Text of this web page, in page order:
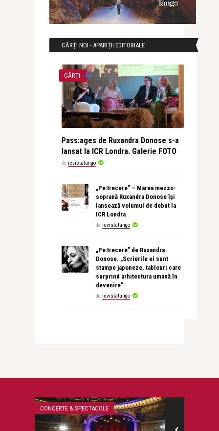
CĂRȚI NOI - APARIȚII EDITORIALE
CĂRȚI
Pass:ages de Ruxandra Donose s-a
lansat la ICR Londra. Galerie FOTO
de revistatango
„Pe:trecere” – Marea mezzo-
soprană Ruxandra Donose își
lansează volumul de debut la
ICR Londra
de revistatango
„Pe:trecere” de Ruxandra
Donose. „Scrierile ei sunt
stampe japoneze, tablouri care
surprind arhitectura umană în
devenire”
de revistatango
CONCERTE & SPECTACOLE